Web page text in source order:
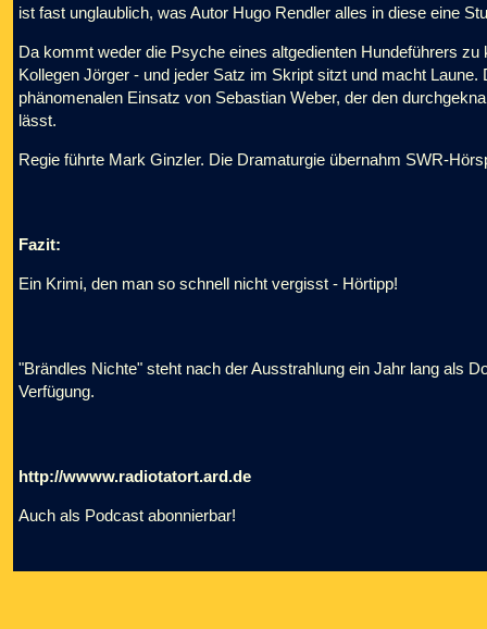
ist fast unglaublich, was Autor Hugo Rendler alles in diese eine
Da kommt weder die Psyche eines altgedienten Hundeführers
Kollegen Jörger - und jeder Satz im Skript sitzt und macht
phänomenalen Einsatz von Sebastian Weber, der den
lässt.
Regie führte Mark Ginzler. Die Dramaturgie übernahm SWR-
Fazit:
Ein Krimi, den man so schnell nicht vergisst - Hörtipp!
"Brändles Nichte" steht nach der Ausstrahlung ein Jahr lang als
Verfügung.
http://wwww.radiotatort.ard.de
Auch als Podcast abonnierbar!